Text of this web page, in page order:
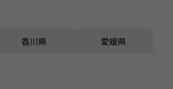
香川県 愛媛県